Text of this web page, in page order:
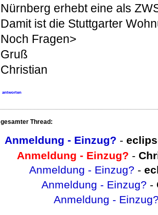
Nürnberg erhebt eine als
Damit ist die Stuttgarter
Noch Fragen>
Gruß
Christian
antworten
gesamter Thread:
Anmeldung - Einzug? -
Anmeldung - Einzug? -
Anmeldung - Einzug? -
Anmeldung - Einzug? -
Anmeldung -